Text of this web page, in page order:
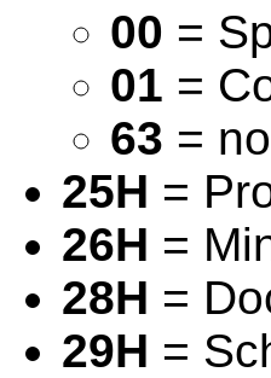
00 =
01 =
63 =
25H =
26H =
28H =
29H =